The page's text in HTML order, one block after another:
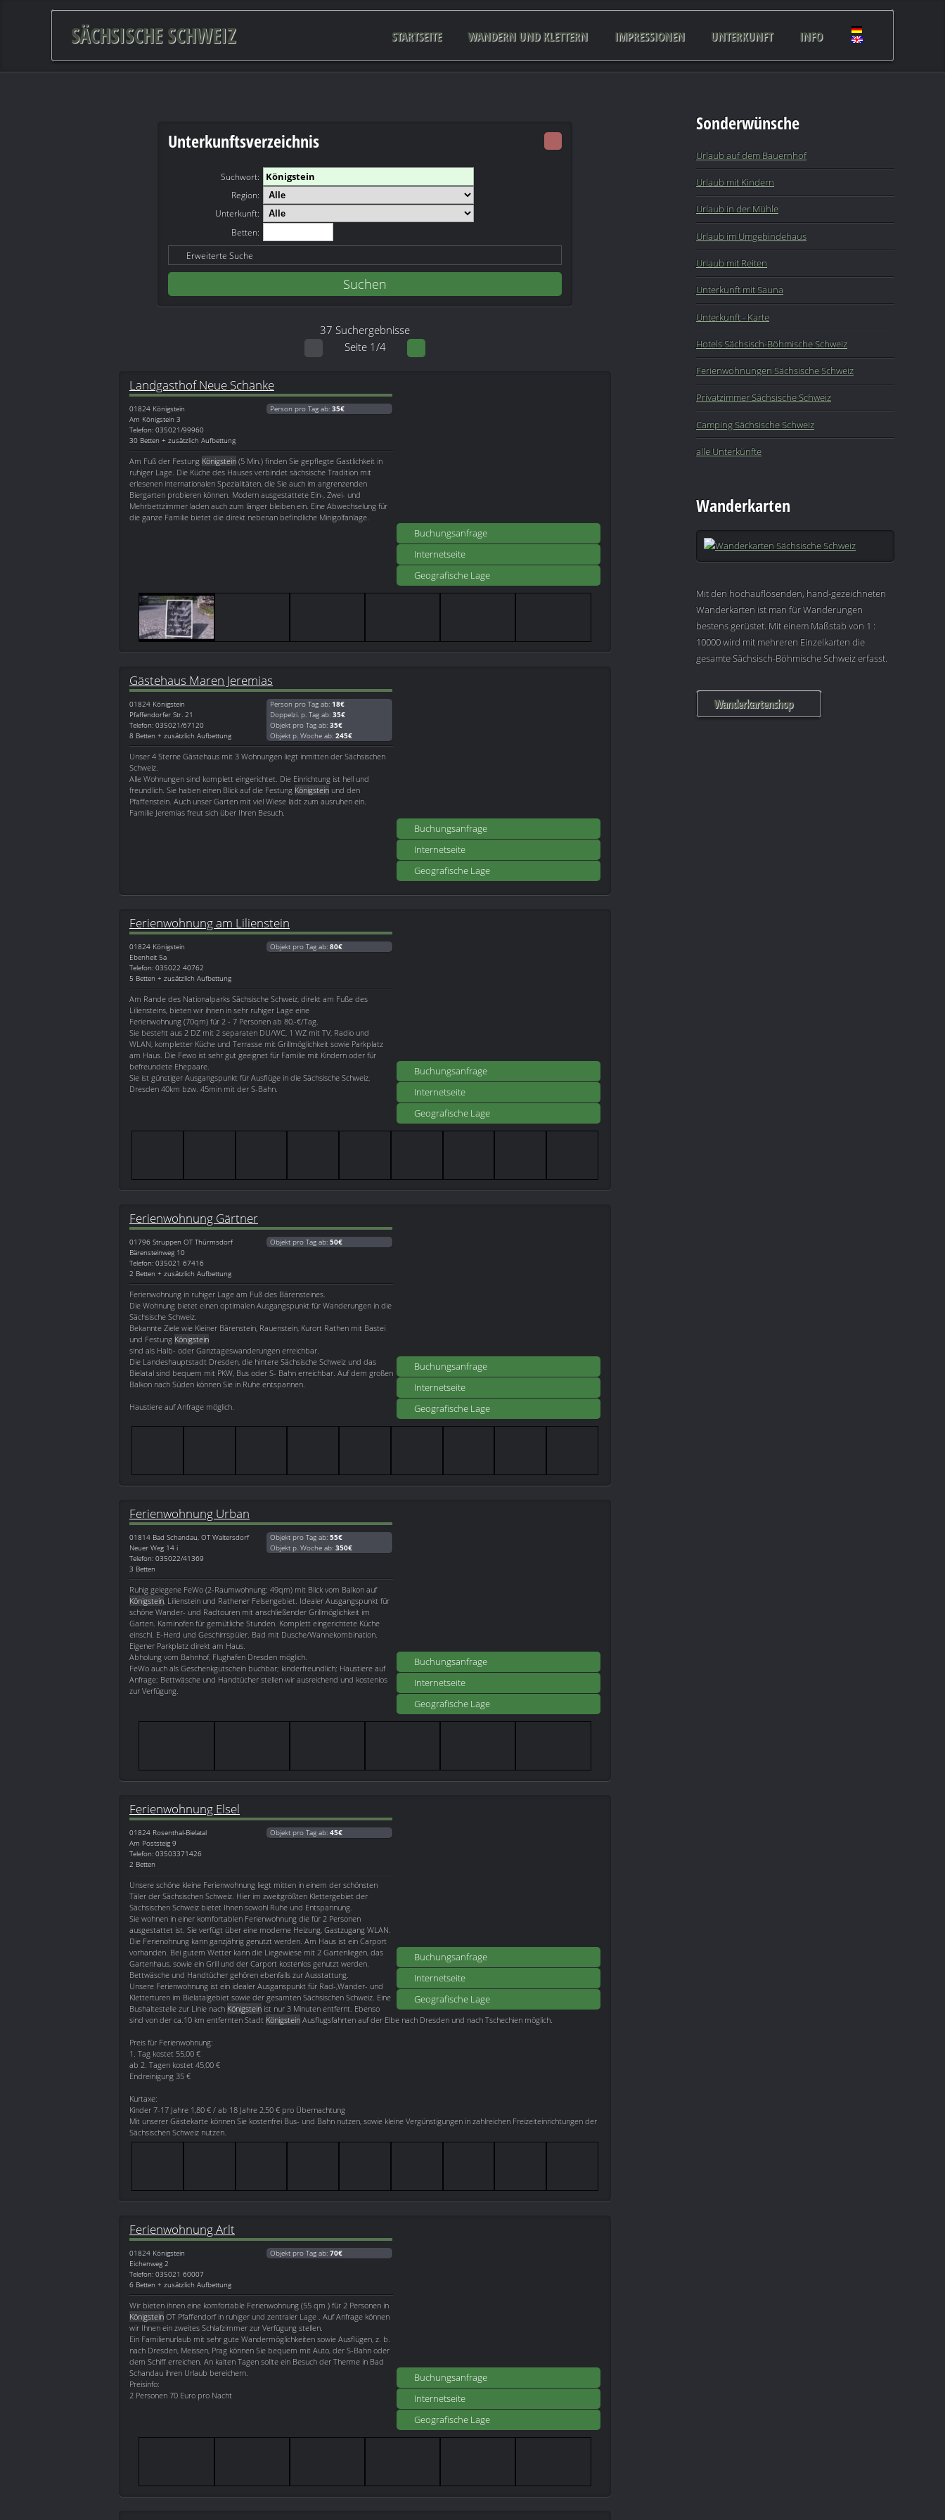
SÄCHSISCHE SCHWEIZ STARTSEITE WANDERN UND KLETTERN IMPRESSIONEN UNTERKUNFT INFO
Unterkunftsverzeichnis
Suchwort:
Region:
Unterkunft:
Betten:
Erweiterte Suche
37 Suchergebnisse
Seite 1/4
Buchungsanfrage
Internetseite
Geografische Lage
Landgasthof Neue Schänke
01824 Königstein
Am Königstein 3
Telefon: 035021/99960
30 Betten + zusätzlich Aufbettung
Person pro Tag ab: 35€
Am Fuß der Festung Königstein (5 Min.) finden Sie gepflegte Gastlichkeit in
ruhiger Lage. Die Küche des Hauses verbindet sächsische Tradition mit
erlesenen internationalen Spezialitäten, die Sie auch im angrenzenden
Biergarten probieren können. Modern ausgestattete Ein-, Zwei- und
Mehrbettzimmer laden auch zum länger bleiben ein. Eine Abwechselung für
die ganze Familie bietet die direkt nebenan befindliche Minigolfanlage.
Buchungsanfrage
Internetseite
Geografische Lage
Gästehaus Maren Jeremias
01824 Königstein
Pfaffendorfer Str. 21
Telefon: 035021/67120
8 Betten + zusätzlich Aufbettung
Person pro Tag ab: 18€
Doppelzi. p. Tag ab: 35€
Objekt pro Tag ab: 35€
Objekt p. Woche ab: 245€
Unser 4 Sterne Gästehaus mit 3 Wohnungen liegt inmitten der Sächsischen
Schweiz.
Alle Wohnungen sind komplett eingerichtet. Die Einrichtung ist hell und
freundlich. Sie haben einen Blick auf die Festung Königstein und den
Pfaffenstein. Auch unser Garten mit viel Wiese lädt zum ausruhen ein.
Familie Jeremias freut sich über Ihren Besuch.
Buchungsanfrage
Internetseite
Geografische Lage
Ferienwohnung am Lilienstein
01824 Königstein
Ebenheit 5a
Telefon: 035022 40762
5 Betten + zusätzlich Aufbettung
Objekt pro Tag ab: 80€
Am Rande des Nationalparks Sächsische Schweiz, direkt am Fuße des
Liliensteins, bieten wir ihnen in sehr ruhiger Lage eine
Ferienwohnung (70qm) für 2 - 7 Personen ab 80,-€/Tag.
Sie besteht aus 2 DZ mit 2 separaten DU/WC, 1 WZ mit TV, Radio und
WLAN, kompletter Küche und Terrasse mit Grillmöglichkeit sowie Parkplatz
am Haus. Die Fewo ist sehr gut geeignet für Familie mit Kindern oder für
befreundete Ehepaare.
Sie ist günstiger Ausgangspunkt für Ausflüge in die Sächsische Schweiz,
Dresden 40km bzw. 45min mit der S-Bahn.
Buchungsanfrage
Internetseite
Geografische Lage
Ferienwohnung Gärtner
01796 Struppen OT Thürmsdorf
Bärensteinweg 10
Telefon: 035021 67416
2 Betten + zusätzlich Aufbettung
Objekt pro Tag ab: 50€
Ferienwohnung in ruhiger Lage am Fuß des Bärensteines.
Die Wohnung bietet einen optimalen Ausgangspunkt für Wanderungen in die
Sächsische Schweiz.
Bekannte Ziele wie Kleiner Bärenstein, Rauenstein, Kurort Rathen mit Bastei
und Festung Königstein
sind als Halb- oder Ganztageswanderungen erreichbar.
Die Landeshauptstadt Dresden, die hintere Sächsische Schweiz und das
Bielatal sind bequem mit PKW, Bus oder S- Bahn erreichbar. Auf dem großen
Balkon nach Süden können Sie in Ruhe entspannen.
Haustiere auf Anfrage möglich.
Buchungsanfrage
Internetseite
Geografische Lage
Ferienwohnung Urban
01814 Bad Schandau, OT Waltersdorf
Neuer Weg 14 i
Telefon: 035022/41369
3 Betten
Objekt pro Tag ab: 55€
Objekt p. Woche ab: 350€
Ruhig gelegene FeWo (2-Raumwohnung; 49qm) mit Blick vom Balkon auf
Königstein, Lilienstein und Rathener Felsengebiet. Idealer Ausgangspunkt für
schöne Wander- und Radtouren mit anschließender Grillmöglichkeit im
Garten. Kaminofen für gemütliche Stunden. Komplett eingerichtete Küche
einschl. E-Herd und Geschirrspüler. Bad mit Dusche/Wannekombination.
Eigener Parkplatz direkt am Haus.
Abholung vom Bahnhof, Flughafen Dresden möglich.
FeWo auch als Geschenkgutschein buchbar; kinderfreundlich; Haustiere auf
Anfrage; Bettwäsche und Handtücher stellen wir ausreichend und kostenlos
zur Verfügung.
Buchungsanfrage
Internetseite
Geografische Lage
Ferienwohnung Elsel
01824 Rosenthal-Bielatal
Am Poststeig 9
Telefon: 03503371426
2 Betten
Objekt pro Tag ab: 45€
Unsere schöne kleine Ferienwohnung liegt mitten in einem der schönsten
Täler der Sächsischen Schweiz. Hier im zweitgrößten Klettergebiet der
Sächsischen Schweiz bietet Ihnen sowohl Ruhe und Entspannung.
Sie wohnen in einer komfortablen Ferienwohnung die für 2 Personen
ausgestattet ist. Sie verfügt über eine moderne Heizung, Gastzugang WLAN.
Die Ferienohnung kann ganzjährig genutzt werden. Am Haus ist ein Carport
vorhanden. Bei gutem Wetter kann die Liegewiese mit 2 Gartenliegen, das
Gartenhaus, sowie ein Grill und der Carport kostenlos genutzt werden.
Bettwäsche und Handtücher gehören ebenfalls zur Ausstattung.
Unsere Ferienwohnung ist ein idealer Ausganspunkt für Rad-,Wander- und
Kletterturen im Bielatalgebiet sowie der gesamten Sächsischen Schweiz. Eine
Bushaltestelle zur Linie nach Königstein ist nur 3 Minuten entfernt. Ebenso
sind von der ca.10 km entfernten Stadt Königstein Ausflugsfahrten auf der Elbe nach Dresden und nach Tschechien möglich.
Preis für Ferienwohnung:
1. Tag kostet 55,00 €
ab 2. Tagen kostet 45,00 €
Endreinigung 35 €
Kurtaxe:
Kinder 7-17 Jahre 1,80 € / ab 18 Jahre 2,50 € pro Übernachtung
Mit unserer Gästekarte können Sie kostenfrei Bus- und Bahn nutzen, sowie kleine Vergünstigungen in zahlreichen Freizeiteinrichtungen der
Sächsischen Schweiz nutzen.
Buchungsanfrage
Internetseite
Geografische Lage
Ferienwohnung Arlt
01824 Königstein
Eichenweg 2
Telefon: 035021 60007
6 Betten + zusätzlich Aufbettung
Objekt pro Tag ab: 70€
Wir bieten ihnen eine komfortable Ferienwohnung (55 qm ) für 2 Personen in
Königstein OT Pfaffendorf in ruhiger und zentraler Lage . Auf Anfrage können
wir Ihnen ein zweites Schlafzimmer zur Verfügung stellen.
Ein Familienurlaub mit sehr gute Wandermöglichkeiten sowie Ausflügen, z. b.
nach Dresden, Meissen, Prag können Sie bequem mit Auto, der S-Bahn oder
dem Schiff erreichen. An kalten Tagen sollte ein Besuch der Therme in Bad
Schandau ihren Urlaub bereichern.
Preisinfo:
2 Personen 70 Euro pro Nacht
Sonderwünsche
Urlaub auf dem Bauernhof
Urlaub mit Kindern
Urlaub in der Mühle
Urlaub im Umgebindehaus
Urlaub mit Reiten
Unterkunft mit Sauna
Unterkunft - Karte
Hotels Sächsisch-Böhmische Schweiz
Ferienwohnungen Sächsische Schweiz
Privatzimmer Sächsische Schweiz
Camping Sächsische Schweiz
alle Unterkünfte
Wanderkarten
Mit den hochauflösenden, hand-gezeichneten
Wanderkarten ist man für Wanderungen
bestens gerüstet. Mit einem Maßstab von 1 :
10000 wird mit mehreren Einzelkarten die
gesamte Sächsisch-Böhmische Schweiz erfasst.
Wanderkartenshop